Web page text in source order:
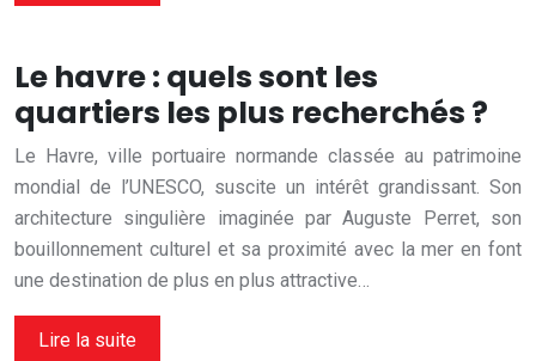
Le havre : quels sont les
quartiers les plus recherchés ?
Le Havre, ville portuaire normande classée au patrimoine
mondial de l’UNESCO, suscite un intérêt grandissant. Son
architecture singulière imaginée par Auguste Perret, son
bouillonnement culturel et sa proximité avec la mer en font
une destination de plus en plus attractive…
Lire la suite